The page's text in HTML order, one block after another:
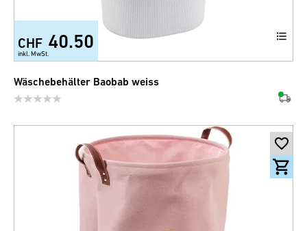
CHF 40.50
inkl. MwSt.
Wäschebehälter Baobab weiss